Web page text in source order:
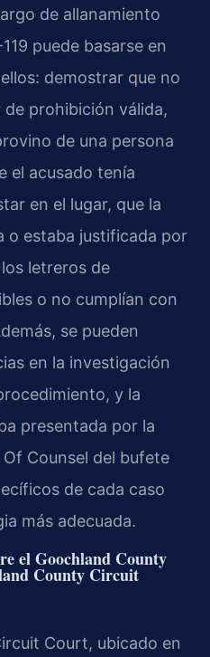
de allanamiento
puede basarse en
demostrar que no
prohibición válida,
de una persona
el acusado tenía
en el lugar, que la
o estaba justificada por
letreros de
o no cumplían con
se pueden
en la investigación
y la
presentada por la
Of Counsel del bufete
de cada caso
más adecuada.
el Goochland County
County Circuit
Court, ubicado en